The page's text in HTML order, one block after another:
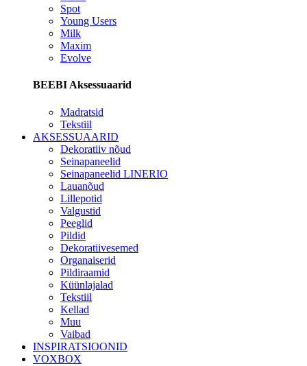
Spot
Young Users
Milk
Maxim
Evolve
BEEBI Aksessuaarid
Madratsid
Tekstiil
AKSESSUAARID
Dekoratiiv nõud
Seinapaneelid
Seinapaneelid LINERIO
Lauanõud
Lillepotid
Valgustid
Peeglid
Pildid
Dekoratiivesemed
Organaiserid
Pildiraamid
Küünlajalad
Tekstiil
Kellad
Muu
Vaibad
INSPIRATSIOONID
VOXBOX